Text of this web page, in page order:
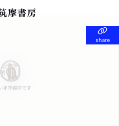
share
share